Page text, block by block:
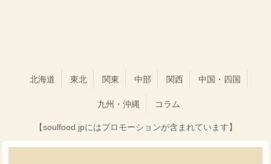
北海道 東北 関東 中部 関西 中国・四国
九州・沖縄 コラム
【soulfood.jpにはプロモーションが含まれています】